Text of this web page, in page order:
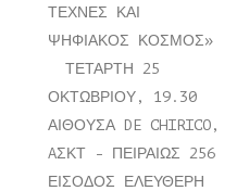
ΤΕΧΝΕΣ ΚΑΙ
ΨΗΦΙΑΚΟΣ ΚΟΣΜΟΣ»
ΤΕΤΑΡΤΗ 25
ΟΚΤΩΒΡΙΟΥ, 19.30
ΑΙΘΟΥΣΑ DE CHIRICO,
AΣΚΤ - ΠΕΙΡΑΙΩΣ 256
ΕΙΣΟΔΟΣ ΕΛΕΥΘΕΡΗ